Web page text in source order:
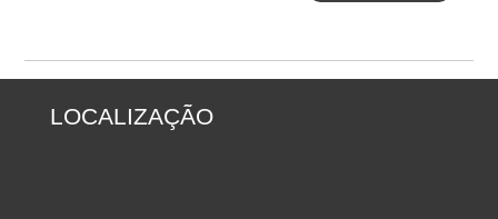
LOCALIZAÇÃO